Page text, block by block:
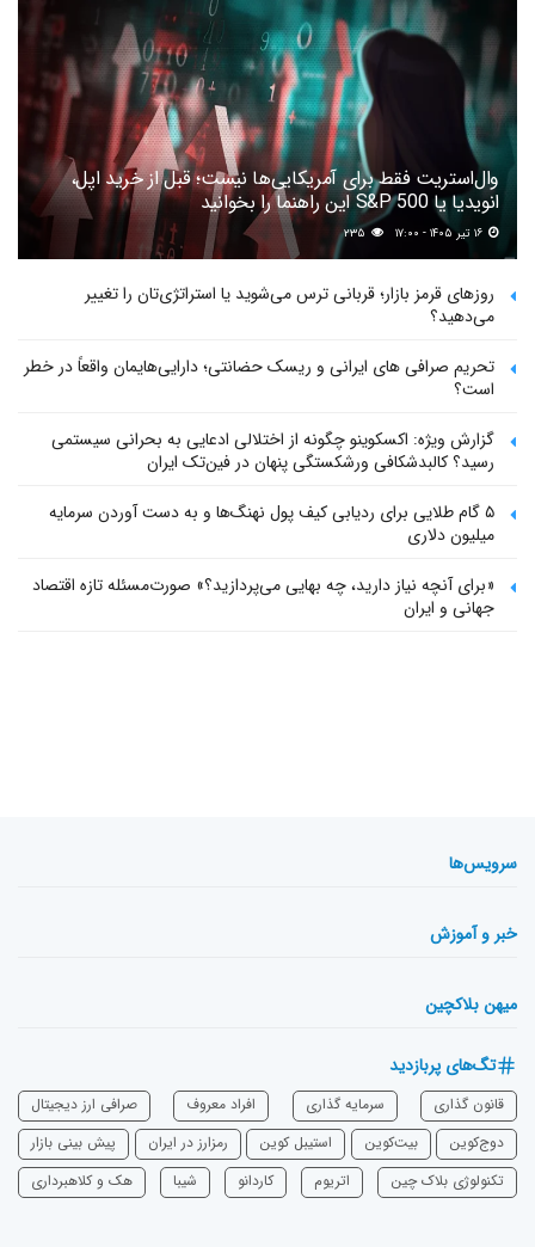
وال‌استریت فقط برای آمریکایی‌ها نیست؛ قبل از خرید اپل،
انویدیا یا S&P 500 این راهنما را بخوانید
۲۳۵
روزهای قرمز بازار؛ قربانی ترس می‌شوید یا استراتژی‌تان را تغییر
می‌دهید؟
تحریم صرافی های ایرانی و ریسک حضانتی؛ دارایی‌هایمان واقعاً در خطر
است؟
گزارش ویژه: اکسکوینو چگونه از اختلالی ادعایی به بحرانی سیستمی
رسید؟ کالبدشکافی ورشکستگی پنهان در فین‌تک ایران
۵ گام طلایی برای ردیابی کیف پول‌ نهنگ‌ها و به دست آوردن سرمایه
میلیون دلاری
«برای آنچه نیاز دارید، چه بهایی می‌پردازید؟» صورت‌مسئله تازه اقتصاد
جهانی و ایران
سرویس‌ها
خبر و آموزش
میهن بلاکچین
تگ‌های پربازدید
قانون گذاری سرمایه‌ گذاری افراد معروف
صرافی ارز دیجیتال
دوج‌کوین
بیت‌کوین استیبل کوین رمزارز در ایران
پیش بینی بازار
تکنولوژی بلاک چین
اتریوم ‌کاردانو شیبا هک و کلاهبرداری